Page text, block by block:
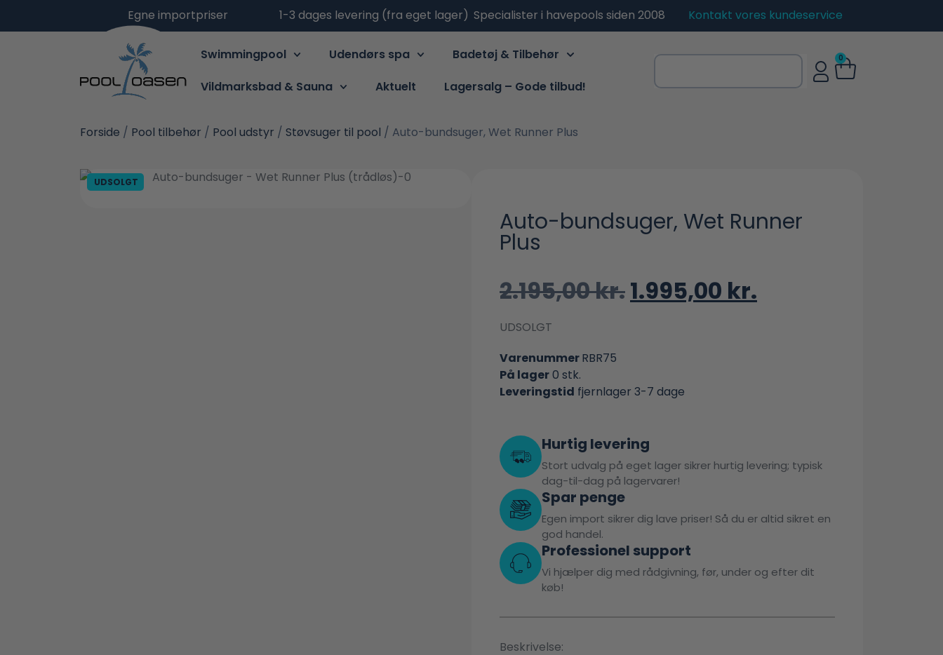
Egne importpriser 1-3 dages levering (fra eget lager) Specialister i havepools siden 2008 Kontakt vores kundeservice
Swimmingpool Udendørs spa
Badetøj & Tilbehør
Vildmarksbad & Sauna
Aktuelt Lagersalg – Gode tilbud!
0
Forside / Pool tilbehør / Pool udstyr / Støvsuger til pool / Auto-bundsuger, Wet Runner Plus
UDSOLGT
Auto-bundsuger, Wet Runner
Plus
2.195,00kr.1.995,00 kr.
UDSOLGT
VarenummerRBR75
På lager0 stk.
Leveringstid fjernlager 3-7 dage
Hurtig levering
Stort udvalg på eget lager sikrer hurtig levering; typisk
dag-til-dag på lagervarer!
Spar penge
Egen import sikrer dig lave priser! Så du er altid sikret en
god handel.
Professionel support
Vi hjælper dig med rådgivning, før, under og efter dit
køb!
Beskrivelse: